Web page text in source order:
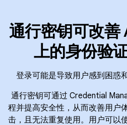
通行密钥可改善
上的身份验
登录可能是导致用户感到困惑
通行密钥可通过 Credential
程并提高安全性，从而改善用户
击，且无法重复使用。用户可以